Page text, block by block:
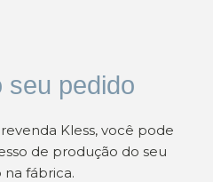
seu pedido
Kless, você pode
de produção do seu
na fábrica.